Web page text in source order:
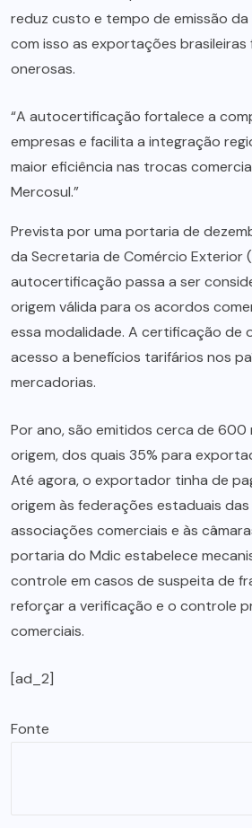
reduz custo e tempo de emissão
com isso as exportações brasileiras
onerosas.
“A autocertificação fortalece a
empresas e facilita a integração
maior eficiência nas trocas
Mercosul.”
Prevista por uma portaria de
da Secretaria de Comércio Exterior
autocertificação passa a ser
origem válida para os acordos
essa modalidade. A certificação de
acesso a benefícios tarifários nos
mercadorias.
Por ano, são emitidos cerca de
origem, dos quais 35% para
Até agora, o exportador tinha de
origem às federações estaduais
associações comerciais e às
portaria do Mdic estabelece
controle em casos de suspeita de
reforçar a verificação e o controle
comerciais.
[ad_2]
Fonte